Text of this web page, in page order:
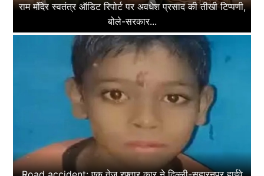
राम मंदिर स्वतंत्र ऑडिट रिपोर्ट पर अवधेश प्रसाद की तीखी टिप्पणी,
बोले-सरकार...